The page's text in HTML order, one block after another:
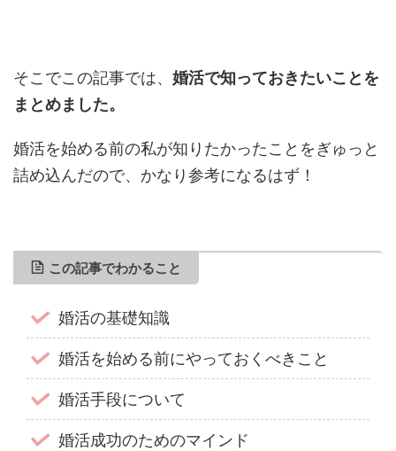
そこでこの記事では、 婚活で知っておきたいことを
まとめました。
婚活を始める前の私が知りたかったことをぎゅっと
詰め込んだので、かなり参考になるはず！
この記事でわかること
婚活の基礎知識
婚活を始める前にやっておくべきこと
婚活手段について
婚活成功のためのマインド